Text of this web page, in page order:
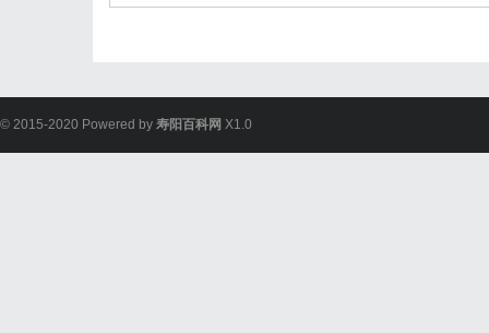
© 2015-2020 Powered by 寿阳百科网 X1.0